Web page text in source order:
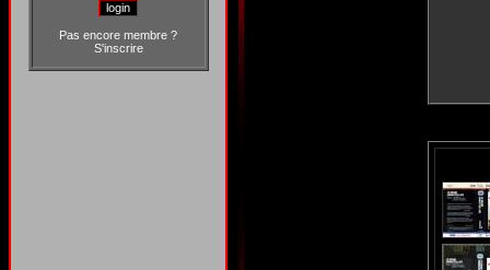
Pas encore membre ?
S'inscrire